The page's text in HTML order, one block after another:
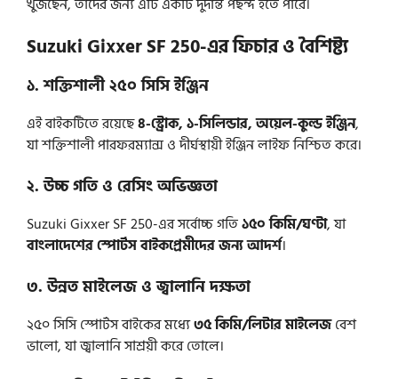
খুঁজছেন, তাদের জন্য এটি একটি দুর্দান্ত পছন্দ হতে পারে।
Suzuki Gixxer SF 250-এর ফিচার ও বৈশিষ্ট্য
১. শক্তিশালী ২৫০ সিসি ইঞ্জিন
এই বাইকটিতে রয়েছে৪-স্ট্রোক, ১-সিলিন্ডার, অয়েল-কুল্ড ইঞ্জিন,
যা শক্তিশালী পারফরম্যান্স ও দীর্ঘস্থায়ী ইঞ্জিন লাইফ নিশ্চিত করে।
২. উচ্চ গতি ও রেসিং অভিজ্ঞতা
Suzuki Gixxer SF 250-এর সর্বোচ্চ গতি১৫০ কিমি/ঘণ্টা, যা
বাংলাদেশের স্পোর্টস বাইকপ্রেমীদের জন্য আদর্শ।
৩. উন্নত মাইলেজ ও জ্বালানি দক্ষতা
২৫০ সিসি স্পোর্টস বাইকের মধ্যে৩৫ কিমি/লিটার মাইলেজবেশ
ভালো, যা জ্বালানি সাশ্রয়ী করে তোলে।